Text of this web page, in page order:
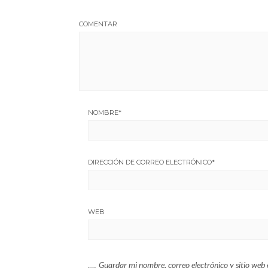
COMENTAR
NOMBRE*
DIRECCIÓN DE CORREO ELECTRÓNICO*
WEB
Guardar mi nombre, correo electrónico y sitio web